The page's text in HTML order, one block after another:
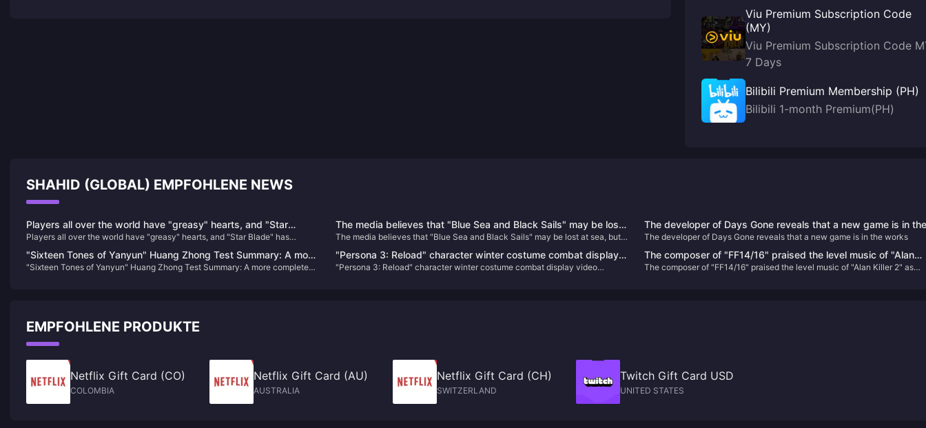
Viu Premium Subscription Code
(MY)
Viu Premium Subscription Code
7 Days
Bilibili Premium Membership (PH)
Bilibili 1-month Premium(PH)
SHAHID (GLOBAL) EMPFOHLENE NEWS
Players all over the world have "greasy" hearts, and "Star
Blade" has become a popular pre-order game in many places
Players all over the world have "greasy" hearts, and "Star Blade" has
The media believes that "Blue Sea and Black Sails" may be lost
at sea, but it will set sail for "Black Flag"
The media believes that "Blue Sea and Black Sails" may be lost at sea, but it
The developer of Days Gone reveals that a new game is in
works
The developer of Days Gone reveals that a new game is in the works
"Sixteen Tones of Yanyun" Huang Zhong Test Summary: A more
complete Jianghu, each system has taken shape
"Sixteen Tones of Yanyun" Huang Zhong Test Summary: A more complete
"Persona 3: Reload" character winter costume combat display
video released
"Persona 3: Reload" character winter costume combat display video
The composer of "FF14/16" praised the level music of "Alan
Killer 2" as "Herald of Darkness"
The composer of "FF14/16" praised the level music of "Alan Killer 2" as
EMPFOHLENE PRODUKTE
Netflix Gift Card (CO)
COLOMBIA
Netflix Gift Card (AU)
AUSTRALIA
Netflix Gift Card (CH)
SWITZERLAND
Twitch Gift Card USD
UNITED STATES